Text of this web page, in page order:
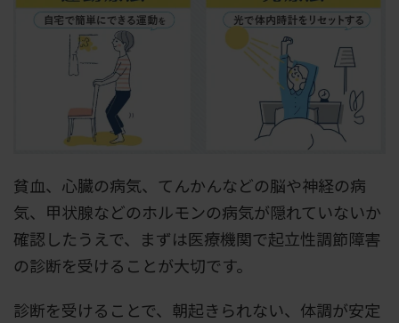
貧血、心臓の病気、てんかんなどの脳や神経の病
気、甲状腺などのホルモンの病気が隠れていないか
確認したうえで、まずは医療機関で起立性調節障害
の診断を受けることが大切です。
診断を受けることで、朝起きられない、体調が安定